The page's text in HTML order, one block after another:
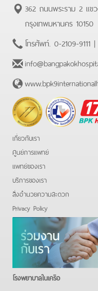
362 ถนนพระราม 2 แข
กรุงเทพมหานคร 10150
โทรศัพท์. 0-2109-9111 |
BPK
เกี่ยวกับเรา
ศูนย์การแพทย์
แพทย์ของเรา
บริการของเรา
สิ่งอำนวยความสะดวก
Privacy Policy
โรงพยาบาลในเครือ